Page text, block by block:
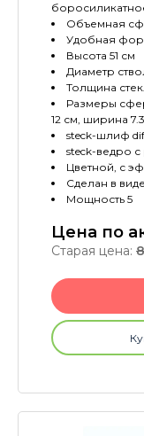
Объемная
Удобная
Высота 51 см
Диаметр
Толщина
Размеры
12 см, ширина
steck-шлиф
steck-ведро с
Цветной, с
Сделан в
Мощность 5
Цена по
Старая цена: